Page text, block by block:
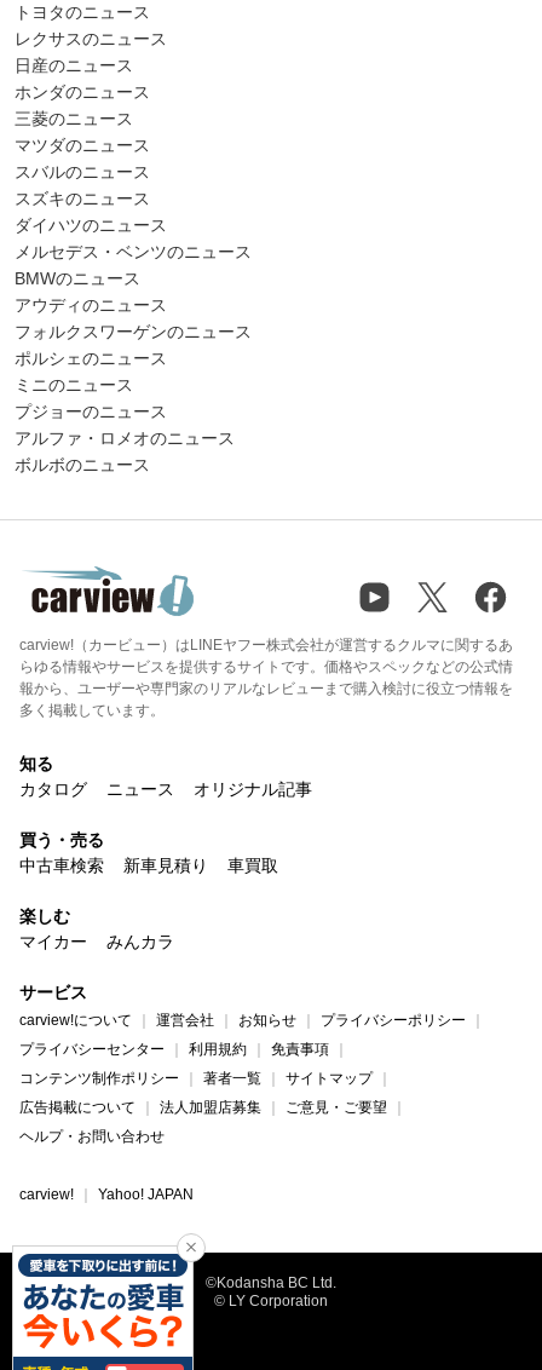
トヨタのニュース
レクサスのニュース
日産のニュース
ホンダのニュース
三菱のニュース
マツダのニュース
スバルのニュース
スズキのニュース
ダイハツのニュース
メルセデス・ベンツのニュース
BMWのニュース
アウディのニュース
フォルクスワーゲンのニュース
ポルシェのニュース
ミニのニュース
プジョーのニュース
アルファ・ロメオのニュース
ボルボのニュース
carview!（カービュー）はLINEヤフー株式会社が運営するクルマに関するあ
らゆる情報やサービスを提供するサイトです。価格やスペックなどの公式情
報から、ユーザーや専門家のリアルなレビューまで購入検討に役立つ情報を
多く掲載しています。
知る
カタログ
ニュース オリジナル記事
買う・売る
中古車検索
新車見積り 車買取
楽しむ
マイカー
みんカラ
サービス
carview!について 運営会社 お知らせ
プライバシーポリシー
プライバシーセンター
利用規約
免責事項
コンテンツ制作ポリシー
著者一覧
サイトマップ
広告掲載について
法人加盟店募集
ご意見・ご要望
ヘルプ・お問い合わせ
carview! Yahoo! JAPAN
©Kodansha BC Ltd.
© LY Corporation